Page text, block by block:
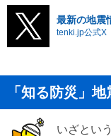
最新の地震
tenki.jp公式X
「知る防災」地
いざとい